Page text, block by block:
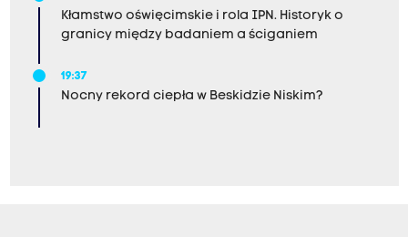
Kłamstwo oświęcimskie i rola IPN. Historyk o
granicy między badaniem a ściganiem
19:37
Nocny rekord ciepła w Beskidzie Niskim?